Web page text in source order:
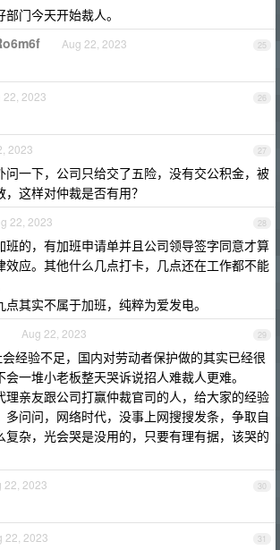
门今天开始裁人。
25
Aug 22, 2023
26
22, 2023
27
2023
问一下，公司只给交了五险，没有交公积金，被
这样对仲裁是否有用？
28
22, 2023
班的，有加班申请单并且公司领导签字同意才算
效应。其他什么几点打卡，几点还在工作都不能
其实不属于加班，纯粹为爱发电。
29
Aug 22, 2023
经验不足，国内对劳动者保护做的其实已经很
一堆小老板整天哭诉说招人难裁人更难。
理亲友跟公司打赢仲裁官司的人，给大家的经验
多问问，网络时代，没事上网搜搜发条，争取自
复杂，光会哭是没用的，只要有理有据，该哭的
30
22, 2023
31
22, 2023